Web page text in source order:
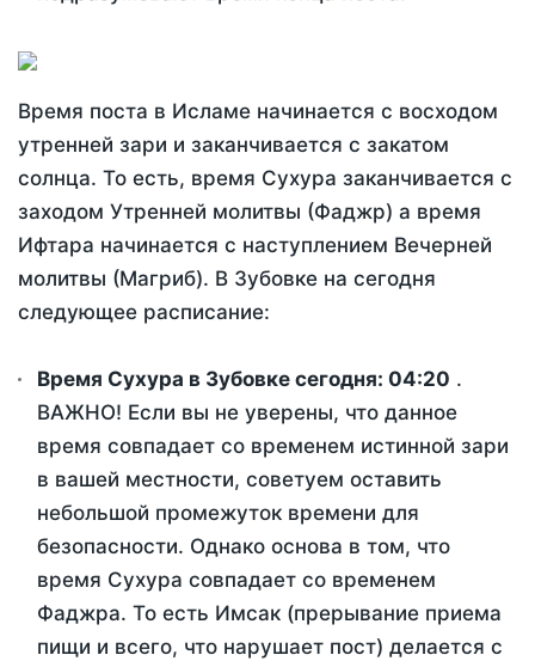
Время поста в Исламе начинается с восходом
утренней зари и заканчивается с закатом
солнца. То есть, время Сухура заканчивается с
заходом Утренней молитвы (Фаджр) а время
Ифтара начинается с наступлением Вечерней
молитвы (Магриб). В Зубовке на сегодня
следующее расписание:
Время Сухура в Зубовке сегодня: 04:20 .
ВАЖНО! Если вы не уверены, что данное
время совпадает со временем истинной зари
в вашей местности, советуем оставить
небольшой промежуток времени для
безопасности. Однако основа в том, что
время Сухура совпадает со временем
Фаджра. То есть Имсак (прерывание приема
пищи и всего, что нарушает пост) делается с